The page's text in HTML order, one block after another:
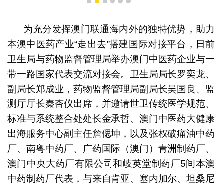
1 2 3 4 5 6
为充分发挥澳门联通海内外的独特优势，助力
本澳中医药产业“走出去”搭建国际对接平台，日前
卫生局与药物监督管理局举办澳门中医药企业与一
带一路国家代表交流对接会。卫生局局长罗奕龙、
副局长郑成业，药物监督管理局副局长吴国良、监
测厅厅长秦杏仪出席，并邀请世卫传统医学规范、
标准与系统整合处处长金承哲、澳门中医药大健康
出海服务中心副主任詹偲坤，以及张权破痛油中药
厂、南粤中药厂、广药国际（澳门）青洲制药厂、
澳门中央大药厂有限公司和岐英堂制药厂5间本澳
中药制药厂代表，与来自肯亚、塞内加尔、坦桑尼